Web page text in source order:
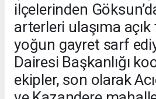
ilçelerinden
arterleri ulaşıma
yoğun gayret sarf
Dairesi Başkanlığı
ekipler, son olarak